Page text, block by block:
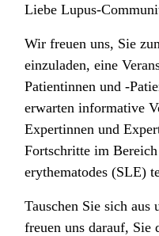
Liebe Lupus-
Wir freuen uns, Sie
einzuladen, eine
Patientinnen und -
erwarten informative
Expertinnen und
Fortschritte im
erythematodes (SLE)
Tauschen Sie sich
freuen uns darauf, Sie